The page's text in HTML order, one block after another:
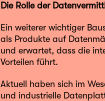
Die Rolle der
Ein weiterer wichtiger
als Produkte auf
und erwartet, dass die
Vorteilen führt.
Aktuell haben sich im
und industrielle